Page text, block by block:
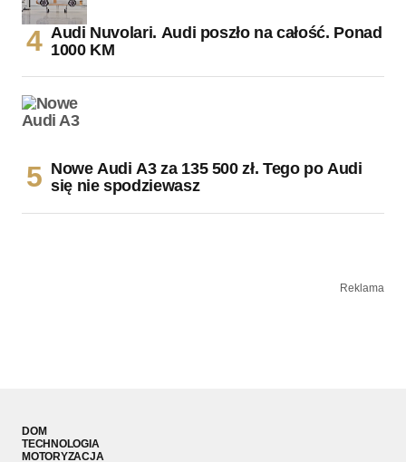
Audi Nuvolari. Audi poszło na całość. Ponad
1000 KM
Nowe Audi A3 za 135 500 zł. Tego po Audi
się nie spodziewasz
Reklama
DOM
TECHNOLOGIA
MOTORYZACJA